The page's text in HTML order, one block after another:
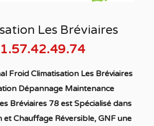
Les Bréviaires
Froid Climatisation Les Bréviaires
Dépannage Maintenance
Bréviaires 78est Spécialisé dans
et ChauffageRéversible, GNF une